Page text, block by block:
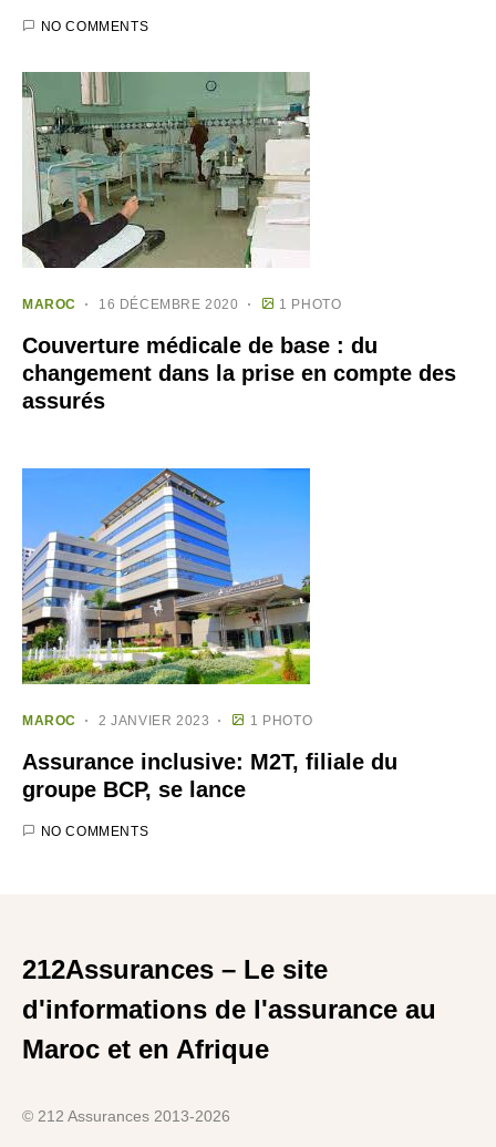
NO COMMENTS
MAROC 16 DÉCEMBRE 2020 1 PHOTO
Couverture médicale de base : du
changement dans la prise en compte des
assurés
MAROC 2 JANVIER 2023 1 PHOTO
Assurance inclusive: M2T, filiale du
groupe BCP, se lance
NO COMMENTS
212Assurances – Le site
d'informations de l'assurance au
Maroc et en Afrique
© 212 Assurances 2013-2026